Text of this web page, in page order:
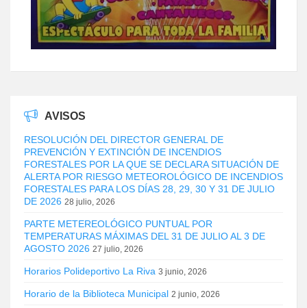
AVISOS
RESOLUCIÓN DEL DIRECTOR GENERAL DE
PREVENCIÓN Y EXTINCIÓN DE INCENDIOS
FORESTALES POR LA QUE SE DECLARA SITUACIÓN DE
ALERTA POR RIESGO METEOROLÓGICO DE INCENDIOS
FORESTALES PARA LOS DÍAS 28, 29, 30 Y 31 DE JULIO
DE 2026 28 julio, 2026
PARTE METEREOLÓGICO PUNTUAL POR
TEMPERATURAS MÁXIMAS DEL 31 DE JULIO AL 3 DE
AGOSTO 2026 27 julio, 2026
Horarios Polideportivo La Riva 3 junio, 2026
Horario de la Biblioteca Municipal 2 junio, 2026